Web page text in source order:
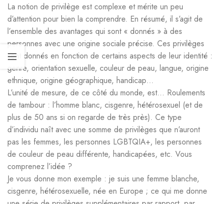
La notion de privilège est complexe et mérite un peu
d’attention pour bien la comprendre. En résumé, il s’agit de
l’ensemble des avantages qui sont « donnés » à des
personnes avec une origine sociale précise. Ces privilèges
sont donnés en fonction de certains aspects de leur identité :
genre, orientation sexuelle, couleur de peau, langue, origine
ethnique, origine géographique, handicap…
L’unité de mesure, de ce côté du monde, est… Roulements
de tambour : l’homme blanc, cisgenre, hétérosexuel (et de
plus de 50 ans si on regarde de très près). Ce type
d’individu naît avec une somme de privilèges que n’auront
pas les femmes, les personnes LGBTQIA+, les personnes
de couleur de peau différente, handicapées, etc. Vous
comprenez l’idée ?
Je vous donne mon exemple : je suis une femme blanche,
cisgenre, hétérosexuelle, née en Europe ; ce qui me donne